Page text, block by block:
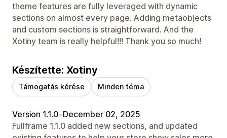
theme features are fully leveraged with dynamic
sections on almost every page. Adding metaobjects
and custom sections is straightforward. And the
Xotiny team is really helpful!!! Thank you so much!
Készítette: Xotiny
Támogatás kérése Minden téma
Version 1.1.0•December 02, 2025
Fullframe 1.1.0 added new sections, and updated